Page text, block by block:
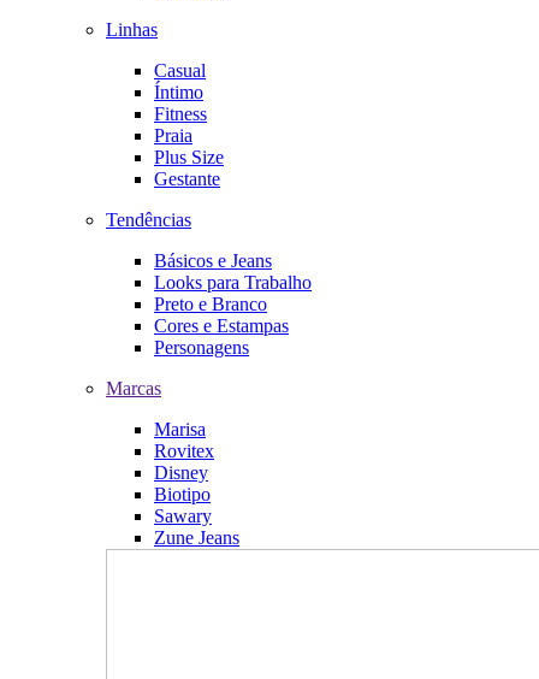
Linhas
Casual
Íntimo
Fitness
Praia
Plus Size
Gestante
Tendências
Básicos e Jeans
Looks para Trabalho
Preto e Branco
Cores e Estampas
Personagens
Marcas
Marisa
Rovitex
Disney
Biotipo
Sawary
Zune Jeans